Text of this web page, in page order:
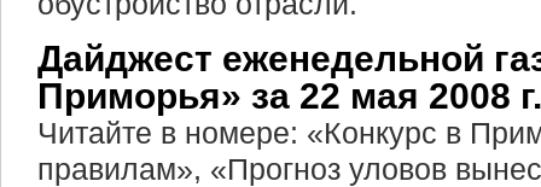
Дайджест еженедельной
Приморья» за 22 мая 2008 г.
Читайте в номере: «Конкурс в
правилам», «Прогноз уловов